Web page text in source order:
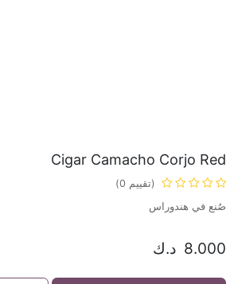
Cigar Camacho Corjo Red
(تقييم 0)
صُنع في هندوراس
8.000 د.ك